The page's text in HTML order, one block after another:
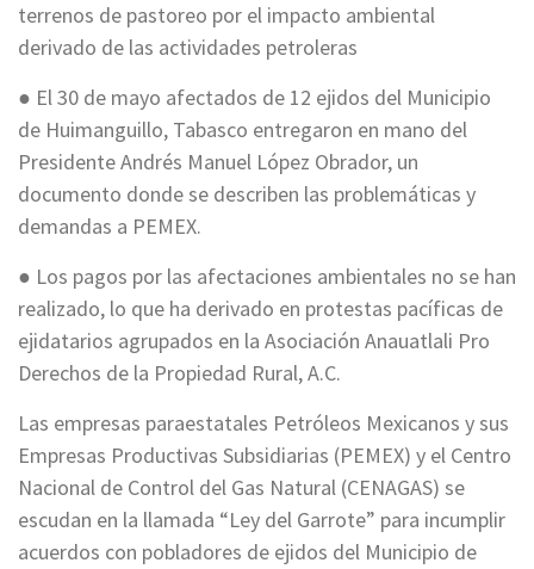
terrenos de pastoreo por el impacto ambiental
derivado de las actividades petroleras
● El 30 de mayo afectados de 12 ejidos del Municipio
de Huimanguillo, Tabasco entregaron en mano del
Presidente Andrés Manuel López Obrador, un
documento donde se describen las problemáticas y
demandas a PEMEX.
● Los pagos por las afectaciones ambientales no se han
realizado, lo que ha derivado en protestas pacíficas de
ejidatarios agrupados en la Asociación Anauatlali Pro
Derechos de la Propiedad Rural, A.C.
Las empresas paraestatales Petróleos Mexicanos y sus
Empresas Productivas Subsidiarias (PEMEX) y el Centro
Nacional de Control del Gas Natural (CENAGAS) se
escudan en la llamada “Ley del Garrote” para incumplir
acuerdos con pobladores de ejidos del Municipio de